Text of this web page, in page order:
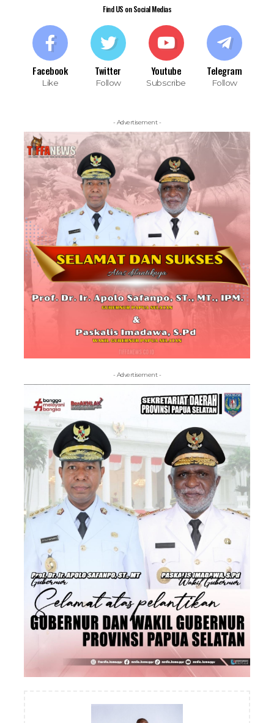
Find US on Social Medias
Facebook
Like
Twitter
Follow
Youtube
Subscribe
Telegram
Follow
- Advertisement -
- Advertisement -